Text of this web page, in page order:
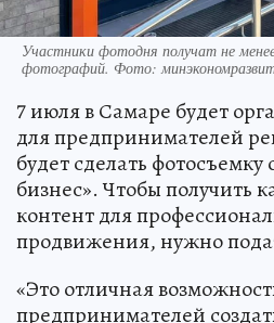
Участники фотодня получат не
фотографий. Фото:
7 июля в Самаре будет
для предпринимателей
будет сделать
бизнес». Чтобы получить
контент для
продвижения, нужно
«Это отличная
предпринимателей